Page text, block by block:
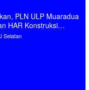
PLN ULP Muaradua
HAR Konstruksi
Selatan